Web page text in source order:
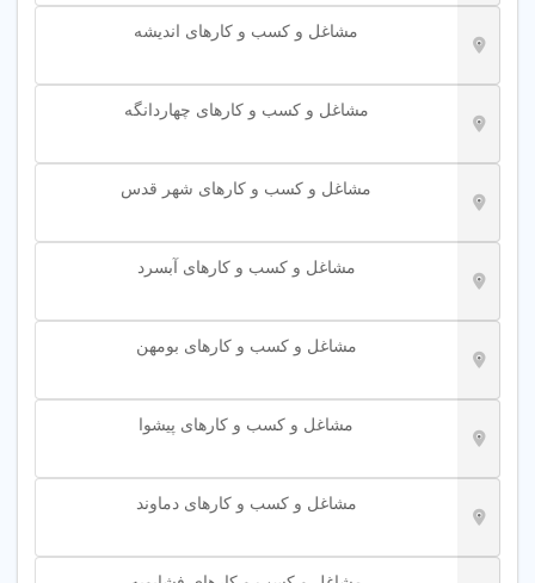
مشاغل و کسب و کارهای اندیشه
مشاغل و کسب و کارهای چهاردانگه
مشاغل و کسب و کارهای شهر قدس
مشاغل و کسب و کارهای آبسرد
مشاغل و کسب و کارهای بومهن
مشاغل و کسب و کارهای پیشوا
مشاغل و کسب و کارهای دماوند